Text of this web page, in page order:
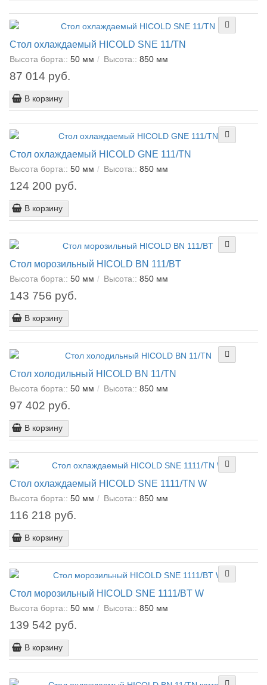
Стол охлаждаемый HICOLD SNE 11/TN
Высота борта:: 50 мм Высота:: 850 мм
87 014 руб.
В корзину
Стол охлаждаемый HICOLD GNE 111/TN
Высота борта:: 50 мм Высота:: 850 мм
124 200 руб.
В корзину
Стол морозильный HICOLD BN 111/BT
Высота борта:: 50 мм Высота:: 850 мм
143 756 руб.
В корзину
Стол холодильный HICOLD BN 11/TN
Высота борта:: 50 мм Высота:: 850 мм
97 402 руб.
В корзину
Стол охлаждаемый HICOLD SNE 1111/TN W
Высота борта:: 50 мм Высота:: 850 мм
116 218 руб.
В корзину
Стол морозильный HICOLD SNE 1111/BT W
Высота борта:: 50 мм Высота:: 850 мм
139 542 руб.
В корзину